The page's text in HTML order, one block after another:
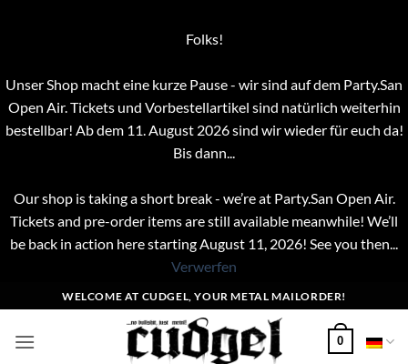
Folks!
Unser Shop macht eine kurze Pause - wir sind auf dem Party.San
Open Air. Tickets und Vorbestellartikel sind natürlich weiterhin
bestellbar! Ab dem 11. August 2026 sind wir wieder für euch da!
Bis dann...
Our shop is taking a short break - we’re at Party.San Open Air.
Tickets and pre-order items are still available meanwhile! We’ll
be back in action here starting August 11, 2026! See you then...
Verwerfen
Inhalt
springen
WELCOME AT CUDGEL, YOUR METAL MAILORDER!
0